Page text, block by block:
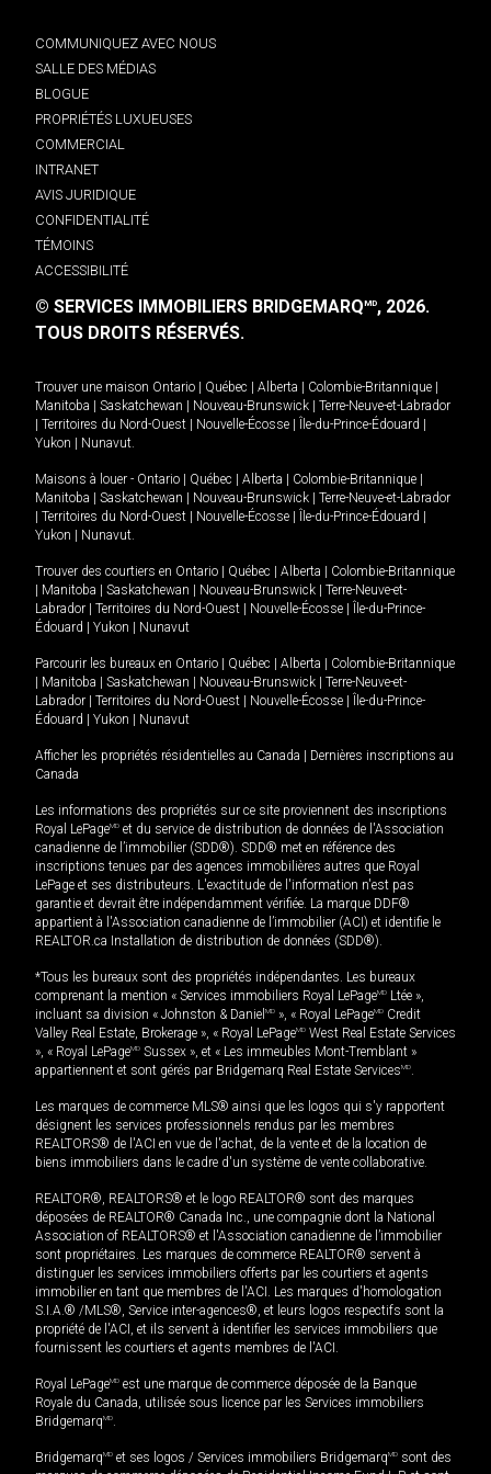
COMMUNIQUEZ AVEC NOUS
SALLE DES MÉDIAS
BLOGUE
PROPRIÉTÉS LUXUEUSES
COMMERCIAL
INTRANET
AVIS JURIDIQUE
CONFIDENTIALITÉ
TÉMOINS
ACCESSIBILITÉ
© SERVICES IMMOBILIERS BRIDGEMARQMD, 2026.
TOUS DROITS RÉSERVÉS.
Trouver une maison Ontario Québec Alberta Colombie-Britannique
Manitoba
Saskatchewan Nouveau-Brunswick
Terre-Neuve-et-Labrador
Territoires du Nord-Ouest Nouvelle-Écosse Île-du-Prince-Édouard
Yukon
Nunavut.
Maisons à louer - Ontario Québec Alberta Colombie-Britannique
Manitoba
Saskatchewan Nouveau-Brunswick
Terre-Neuve-et-Labrador
Territoires du Nord-Ouest Nouvelle-Écosse Île-du-Prince-Édouard
Yukon
Nunavut.
Trouver des courtiers en Ontario Québec Alberta
Colombie-Britannique
Manitoba Saskatchewan Nouveau-Brunswick
Terre-Neuve-et-
Labrador
Territoires du Nord-Ouest Nouvelle-Écosse
Île-du-Prince-
Édouard
Yukon Nunavut
Parcourir les bureaux en Ontario Québec Alberta
Colombie-Britannique
Manitoba Saskatchewan Nouveau-Brunswick
Terre-Neuve-et-
Labrador
Territoires du Nord-Ouest Nouvelle-Écosse
Île-du-Prince-
Édouard
Yukon Nunavut
Afficher les propriétés résidentielles au Canada
Dernières inscriptions au
Canada
Les informations des propriétés sur ce site proviennent des inscriptions
Royal LePageMD et du service de distribution de données de l'Association
canadienne de l’immobilier (SDD®). SDD® met en référence des
inscriptions tenues par des agences immobilières autres que Royal
LePage et ses distributeurs. L'exactitude de l'information n'est pas
garantie et devrait être indépendamment vérifiée. La marque DDF®
appartient à l'Association canadienne de l’immobilier (ACI) et identifie le
REALTOR.ca Installation de distribution de données (SDD®).
*Tous les bureaux sont des propriétés indépendantes. Les bureaux
comprenant la mention « Services immobiliers Royal LePageMD Ltée »,
incluant sa division « Johnston & Daniel MD », « Royal LePageMD Credit
Valley Real Estate, Brokerage », « Royal LePageMD West Real Estate Services
», « Royal LePageMD Sussex », et « Les immeubles Mont-Tremblant »
appartiennent et sont gérés par Bridgemarq Real Estate ServicesMD.
Les marques de commerce MLS® ainsi que les logos qui s'y rapportent
désignent les services professionnels rendus par les membres
REALTORS® de l'ACI en vue de l'achat, de la vente et de la location de
biens immobiliers dans le cadre d'un système de vente collaborative.
REALTOR®, REALTORS® et le logo REALTOR® sont des marques
déposées de REALTOR® Canada Inc., une compagnie dont la National
Association of REALTORS® et l'Association canadienne de l’immobilier
sont propriétaires. Les marques de commerce REALTOR® servent à
distinguer les services immobiliers offerts par les courtiers et agents
immobilier en tant que membres de l'ACI. Les marques d'homologation
S.I.A.® /MLS®, Service inter-agences®, et leurs logos respectifs sont la
propriété de l'ACI, et ils servent à identifier les services immobiliers que
fournissent les courtiers et agents membres de l'ACI.
Royal LePageMD est une marque de commerce déposée de la Banque
Royale du Canada, utilisée sous licence par les Services immobiliers
BridgemarqMD.
BridgemarqMD et ses logos / Services immobiliers BridgemarqMD sont des